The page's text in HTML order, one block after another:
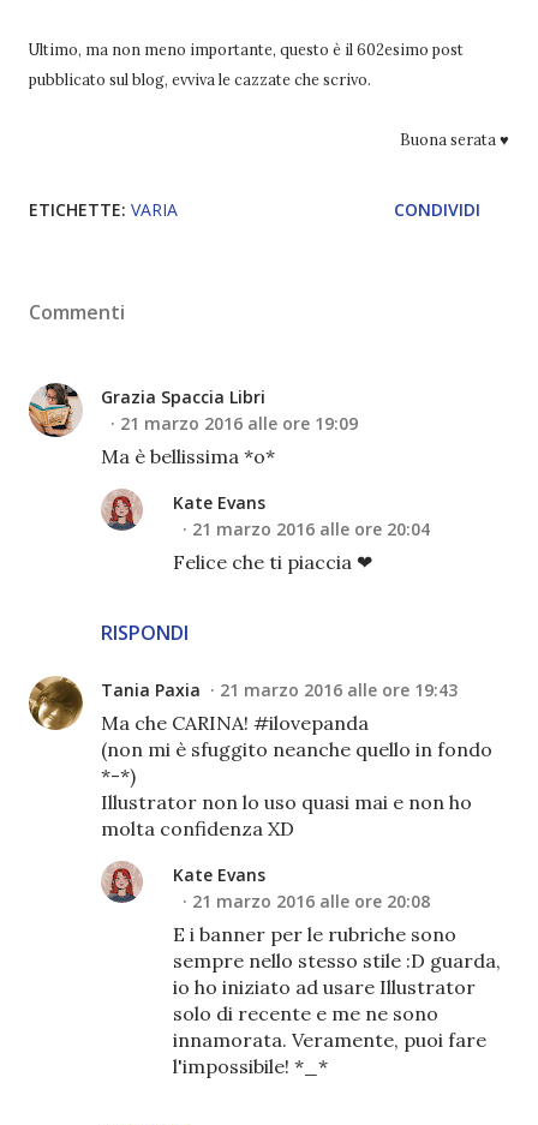
Ultimo, ma non meno importante, questo è il 602esimo post
pubblicato sul blog, evviva le cazzate che scrivo.
Buona serata ♥
ETICHETTE: VARIA CONDIVIDI
Commenti
Grazia Spaccia Libri
21 marzo 2016 alle ore 19:09
Ma è bellissima *o*
RISPONDI
Kate Evans
21 marzo 2016 alle ore 20:04
Felice che ti piaccia ❤
Tania Paxia 21 marzo 2016 alle ore 19:43
Ma che CARINA! #ilovepanda
(non mi è sfuggito neanche quello in fondo
*-*)
Illustrator non lo uso quasi mai e non ho
molta confidenza XD
Kate Evans
21 marzo 2016 alle ore 20:08
E i banner per le rubriche sono
sempre nello stesso stile :D guarda,
io ho iniziato ad usare Illustrator
solo di recente e me ne sono
innamorata. Veramente, puoi fare
l'impossibile! *_*